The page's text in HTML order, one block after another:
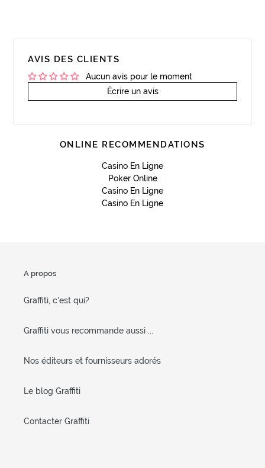
AVIS DES CLIENTS
Aucun avis pour le moment
Écrire un avis
ONLINE RECOMMENDATIONS
Casino En Ligne
Poker Online
Casino En Ligne
Casino En Ligne
A propos
Graffiti, c'est qui?
Graffiti vous recommande aussi ...
Nos éditeurs et fournisseurs adorés
Le blog Graffiti
Contacter Graffiti